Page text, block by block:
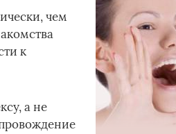
чем
к
а не